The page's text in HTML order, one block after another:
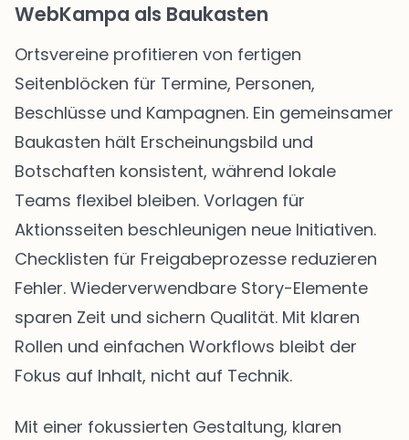
WebKampa als Baukasten
Ortsvereine profitieren von fertigen
Seitenblöcken für Termine, Personen,
Beschlüsse und Kampagnen. Ein gemeinsamer
Baukasten hält Erscheinungsbild und
Botschaften konsistent, während lokale
Teams flexibel bleiben. Vorlagen für
Aktionsseiten beschleunigen neue Initiativen.
Checklisten für Freigabeprozesse reduzieren
Fehler. Wiederverwendbare Story-Elemente
sparen Zeit und sichern Qualität. Mit klaren
Rollen und einfachen Workflows bleibt der
Fokus auf Inhalt, nicht auf Technik.
Mit einer fokussierten Gestaltung, klaren